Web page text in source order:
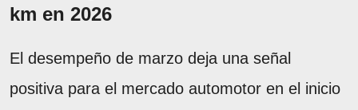
km en 2026
El desempeño de marzo deja una señal
positiva para el mercado automotor en el inicio